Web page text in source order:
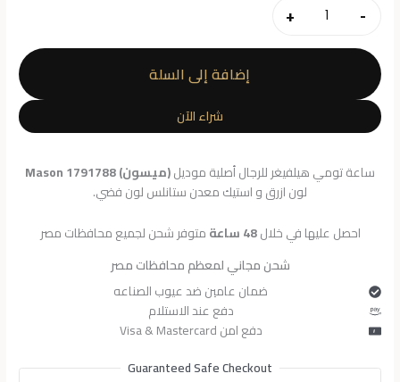
-
كمية
ساعة
تومي
هيلفيغر
للرجال
1791788
+
إضافة إلى السلة
شراء الآن
ساعة تومي هيلفيغر للرجال أصلية موديل(ميسون) Mason 1791788
لون ازرق و استيك معدن ستانلس لون فضي.
احصل عليها في خلال48 ساعة
متوفر شحن لجميع محافظات مصر
شحن مجاني لمعظم محافظات مصر
ضمان عامين ضد عيوب الصناعه
دفع عند الاستلام
دفع امن Visa & Mastercard
Guaranteed Safe Checkout